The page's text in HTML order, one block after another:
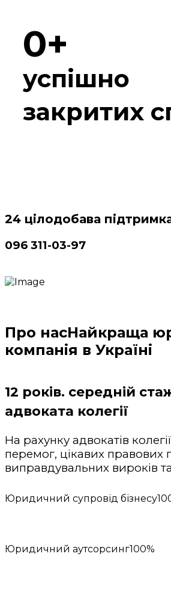
0
успішно
закритих
24 цілодобава
096 311-03-97
Про насНайкраща
компанія в Україні
12 років. середній
адвоката колегії
На рахунку адвокатів
перемог, цікавих правових
виправдувальних вироків
Юридичний супровід бізнесу
Юридичний аутсорсинг100%